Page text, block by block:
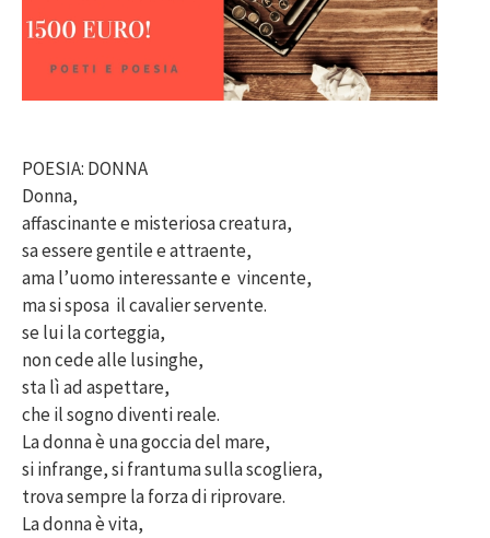
POESIA: DONNA
Donna,
affascinante e misteriosa creatura,
sa essere gentile e attraente,
ama l’uomo interessante e vincente,
ma si sposa il cavalier servente.
se lui la corteggia,
non cede alle lusinghe,
sta lì ad aspettare,
che il sogno diventi reale.
La donna è una goccia del mare,
si infrange, si frantuma sulla scogliera,
trova sempre la forza di riprovare.
La donna è vita,